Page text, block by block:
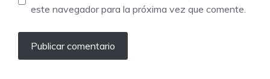
este navegador para la próxima vez que comente.